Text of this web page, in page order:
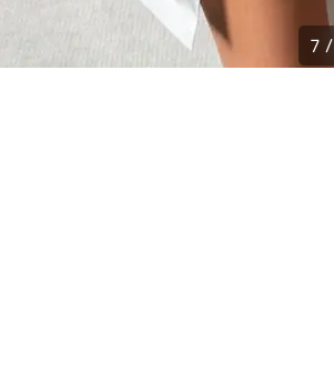
/
7